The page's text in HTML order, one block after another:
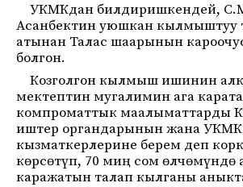
УКМКдан билдиришкендей,
Асанбектин уюшкан кылмыштуу
атынан Талас шаарынын
болгон.
Козголгон кылмыш ишинин
мектептин мугалимин ага
компроматтык маалыматтарды
иштер органдарынын жана
кызматкерлерине берем деп
көрсөтүп, 70 миң сом өлчөмүндө
каражатын талап кылганы